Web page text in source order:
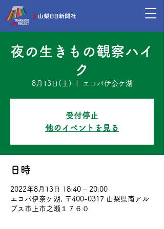
夜の生きもの観察ハイ
ク
8月13日(土) エコパ伊奈ケ湖
受付停止
他のイベントを見る
日時
2022年8月13日 18:40 – 20:00
エコパ伊奈ケ湖, 〒400-0317 山梨県南アル
プス市上市之瀬１７６０